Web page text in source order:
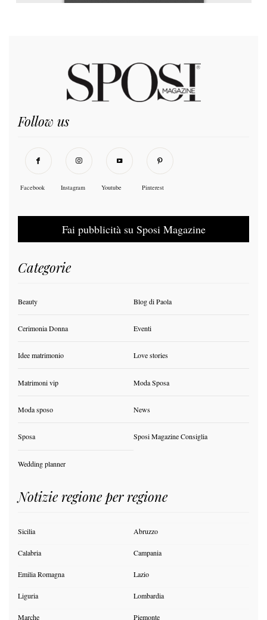
Follow us
Facebook Instagram Youtube Pinterest
Fai pubblicità su Sposi Magazine
Categorie
Beauty Blog di Paola
Cerimonia Donna Eventi
Idee matrimonio Love stories
Matrimoni vip Moda Sposa
Moda sposo News
Sposa Sposi Magazine Consiglia
Wedding planner
Notizie regione per regione
Sicilia Abruzzo
Calabria Campania
Emilia Romagna Lazio
Liguria Lombardia
Marche Piemonte